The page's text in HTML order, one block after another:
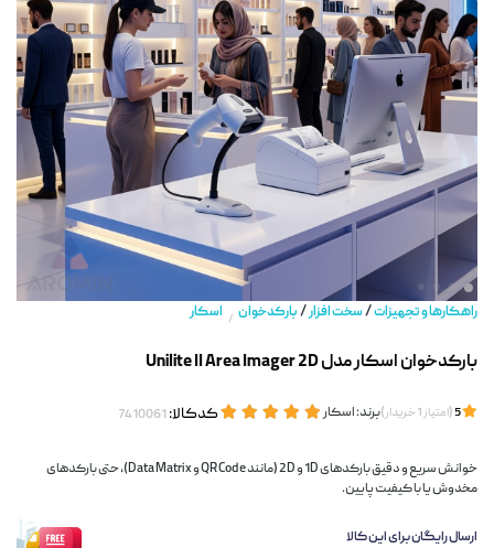
راهکارها و تجهیزات/سخت افزار/بارکدخوان / اسکار
بارکدخوان اسکار مدل Unilite II Area Imager 2D
(امتیاز1خریدار)برند:اسکار کدکالا:
خوانش سریع و دقیق بارکدهای 1D و 2D (مانند QR Code و Data Matrix)، حتی بارکدهای
مخدوش یا با کیفیت پایین.
ارسال رایگان برای این کالا